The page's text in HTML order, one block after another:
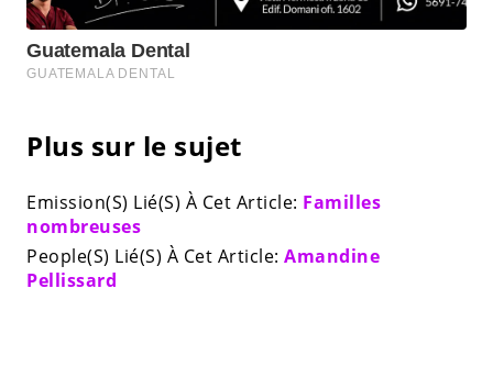
Plus sur le sujet
Emission(S) Lié(S) À Cet Article: Familles
nombreuses
People(S) Lié(S) À Cet Article: Amandine
Pellissard